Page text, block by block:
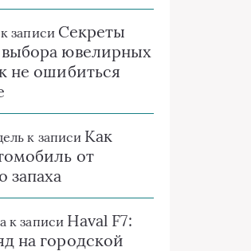
к записи Секреты
выбора ювелирных
не ошибиться
к записи Как
от
запаха
к записи Haval F7:
на городской